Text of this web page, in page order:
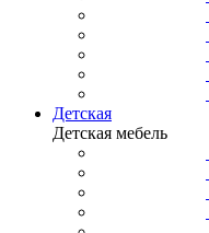
Детская
Детская мебель